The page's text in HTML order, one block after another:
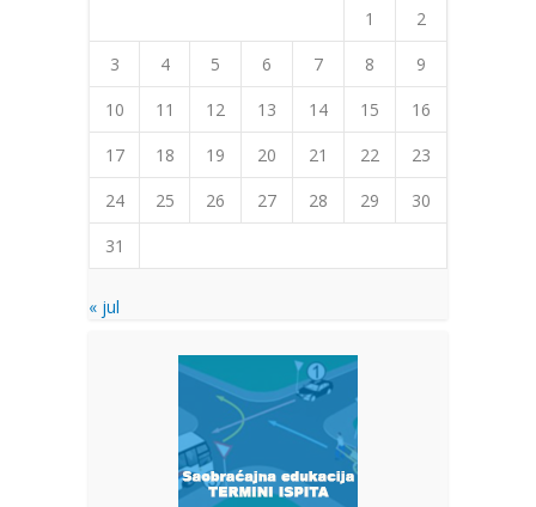
1
2
3
4 5 6 7 8
9
10
11 12 13 14 15
16
17
18 19 20 21 22
23
24
25 26 27 28 29
30
31
« jul